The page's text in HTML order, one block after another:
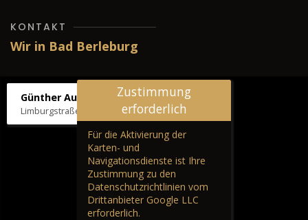
KONTAKT
Wir in Bad Berleburg
Günther Autos & Service
Limburgstraße 39, 57319 Bad Berleburg
Zustimmung
erforderlich
Für die Aktivierung der
Karten- und
Navigationsdienste ist Ihre
Zustimmung zu den
Datenschutzrichtlinien vom
Drittanbieter Google LLC
erforderlich.